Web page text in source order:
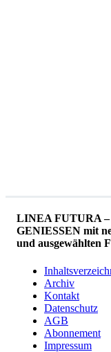
LINEA FUTURA
GENIESSEN mit
und ausgewählten
Archiv
Kontakt
Datenschutz
AGB
Abonnement
Impressum